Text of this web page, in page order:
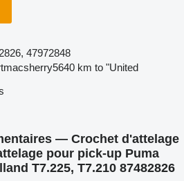
47972848
5640 km to "United
— Crochet d'attelage
pour pick-up Puma
T7.225, T7.210 87482826